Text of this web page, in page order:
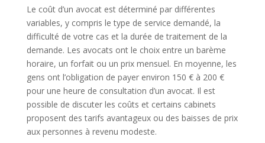
Le coût d’un avocat est déterminé par différentes
variables, y compris le type de service demandé, la
difficulté de votre cas et la durée de traitement de la
demande. Les avocats ont le choix entre un barème
horaire, un forfait ou un prix mensuel. En moyenne, les
gens ont l’obligation de payer environ 150 € à 200 €
pour une heure de consultation d’un avocat. Il est
possible de discuter les coûts et certains cabinets
proposent des tarifs avantageux ou des baisses de prix
aux personnes à revenu modeste.